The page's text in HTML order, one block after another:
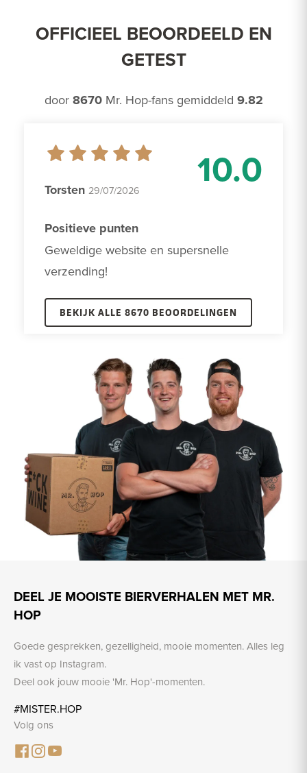
OFFICIEEL BEOORDEELD EN
GETEST
door 8670Mr. Hop-fans gemiddeld 9.82
10.0
Torsten 29/07/2026
Positieve punten
Geweldige website en supersnelle
verzending!
BEKIJK ALLE 8670 BEOORDELINGEN
DEEL JE MOOISTE BIERVERHALEN MET MR.
HOP
Goede gesprekken, gezelligheid, mooie momenten. Alles leg
ik vast op Instagram.
Deel ook jouw mooie 'Mr. Hop'-momenten.
#MISTER.HOP
Volg ons